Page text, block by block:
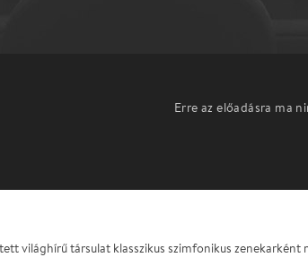
Erre az előadásra ma
világhírű társulat klasszikus szimfonikus zenekarként